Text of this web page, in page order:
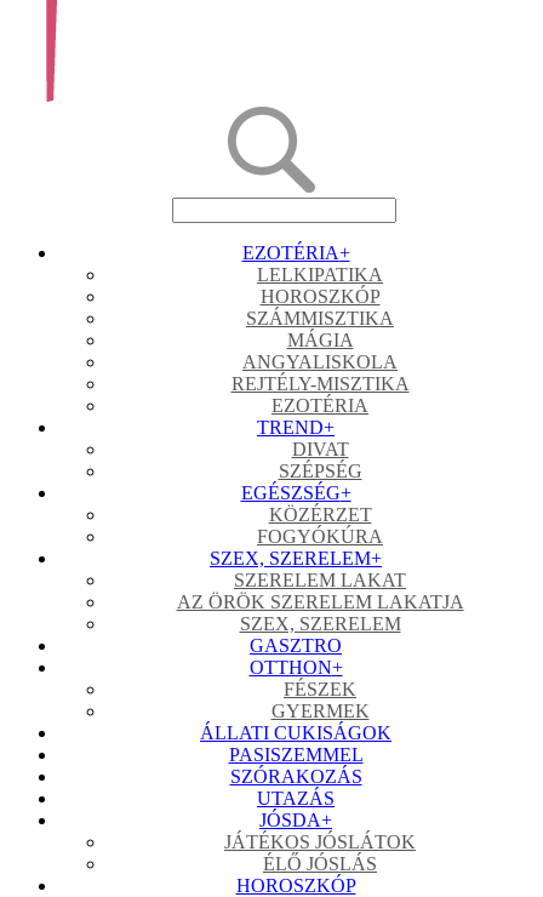
EZOTÉRIA+
LELKIPATIKA
HOROSZKÓP
SZÁMMISZTIKA
MÁGIA
ANGYALISKOLA
REJTÉLY-MISZTIKA
EZOTÉRIA
TREND+
DIVAT
SZÉPSÉG
EGÉSZSÉG+
KÖZÉRZET
FOGYÓKÚRA
SZEX, SZERELEM+
SZERELEM LAKAT
AZ ÖRÖK SZERELEM LAKATJA
SZEX, SZERELEM
GASZTRO
OTTHON+
FÉSZEK
GYERMEK
ÁLLATI CUKISÁGOK
PASISZEMMEL
SZÓRAKOZÁS
UTAZÁS
JÓSDA+
JÁTÉKOS JÓSLÁTOK
ÉLŐ JÓSLÁS
HOROSZKÓP